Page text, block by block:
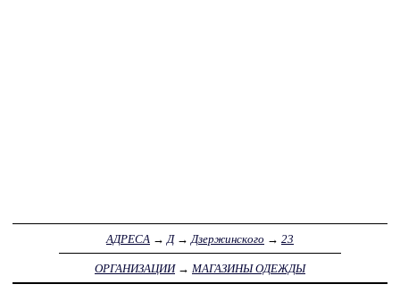
АДРЕСА → Д→ Дзержинского → 23
ОРГАНИЗАЦИИ→ МАГАЗИНЫ ОДЕЖДЫ